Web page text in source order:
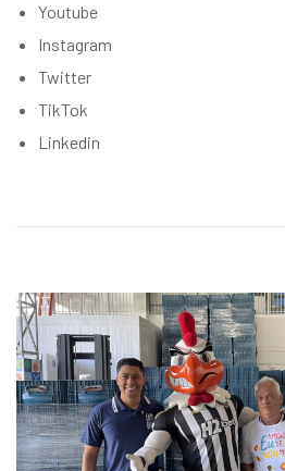
Youtube
Instagram
Twitter
TikTok
Linkedin